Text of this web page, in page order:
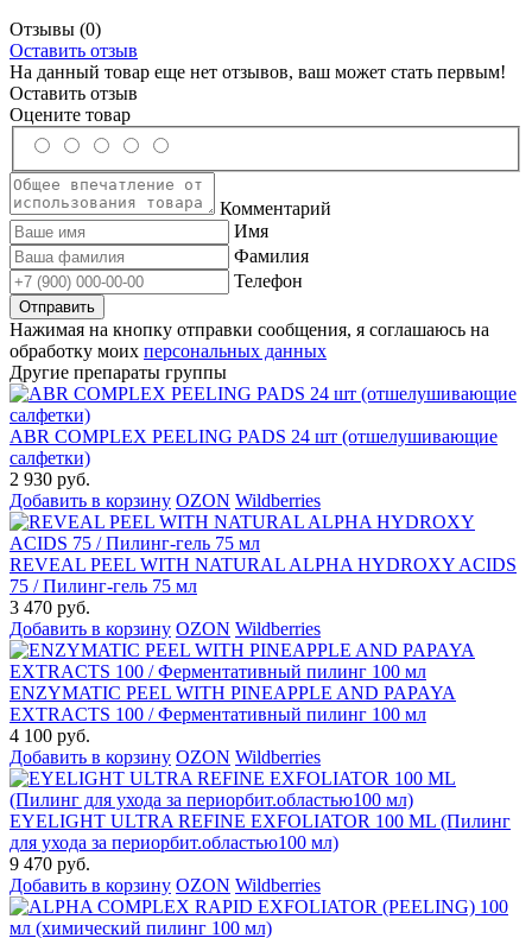
Отзывы (0)
Оставить отзыв
На данный товар еще нет отзывов, ваш может стать первым!
Оставить отзыв
Оцените товар
Комментарий
Имя
Фамилия
Телефон
Нажимая на кнопку отправки сообщения, я соглашаюсь на
обработку моих персональных данных
Другие препараты группы
ABR COMPLEX PEELING PADS 24 шт (отшелушивающие
салфетки)
2 930 руб.
Добавить в корзину OZON Wildberries
REVEAL PEEL WITH NATURAL ALPHA HYDROXY ACIDS
75 / Пилинг-гель 75 мл
3 470 руб.
Добавить в корзину OZON Wildberries
ENZYMATIC PEEL WITH PINEAPPLE AND PAPAYA
EXTRACTS 100 / Ферментативный пилинг 100 мл
4 100 руб.
Добавить в корзину OZON Wildberries
EYELIGHT ULTRA REFINE EXFOLIATOR 100 ML (Пилинг
для ухода за периорбит.областью100 мл)
9 470 руб.
Добавить в корзину OZON Wildberries